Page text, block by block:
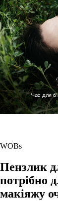
WOBs
Пензлик
потрібно
макіяжу